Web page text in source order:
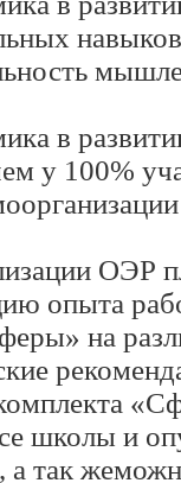
в
у 100%
ОЭР
опыта
на
школы и
а так